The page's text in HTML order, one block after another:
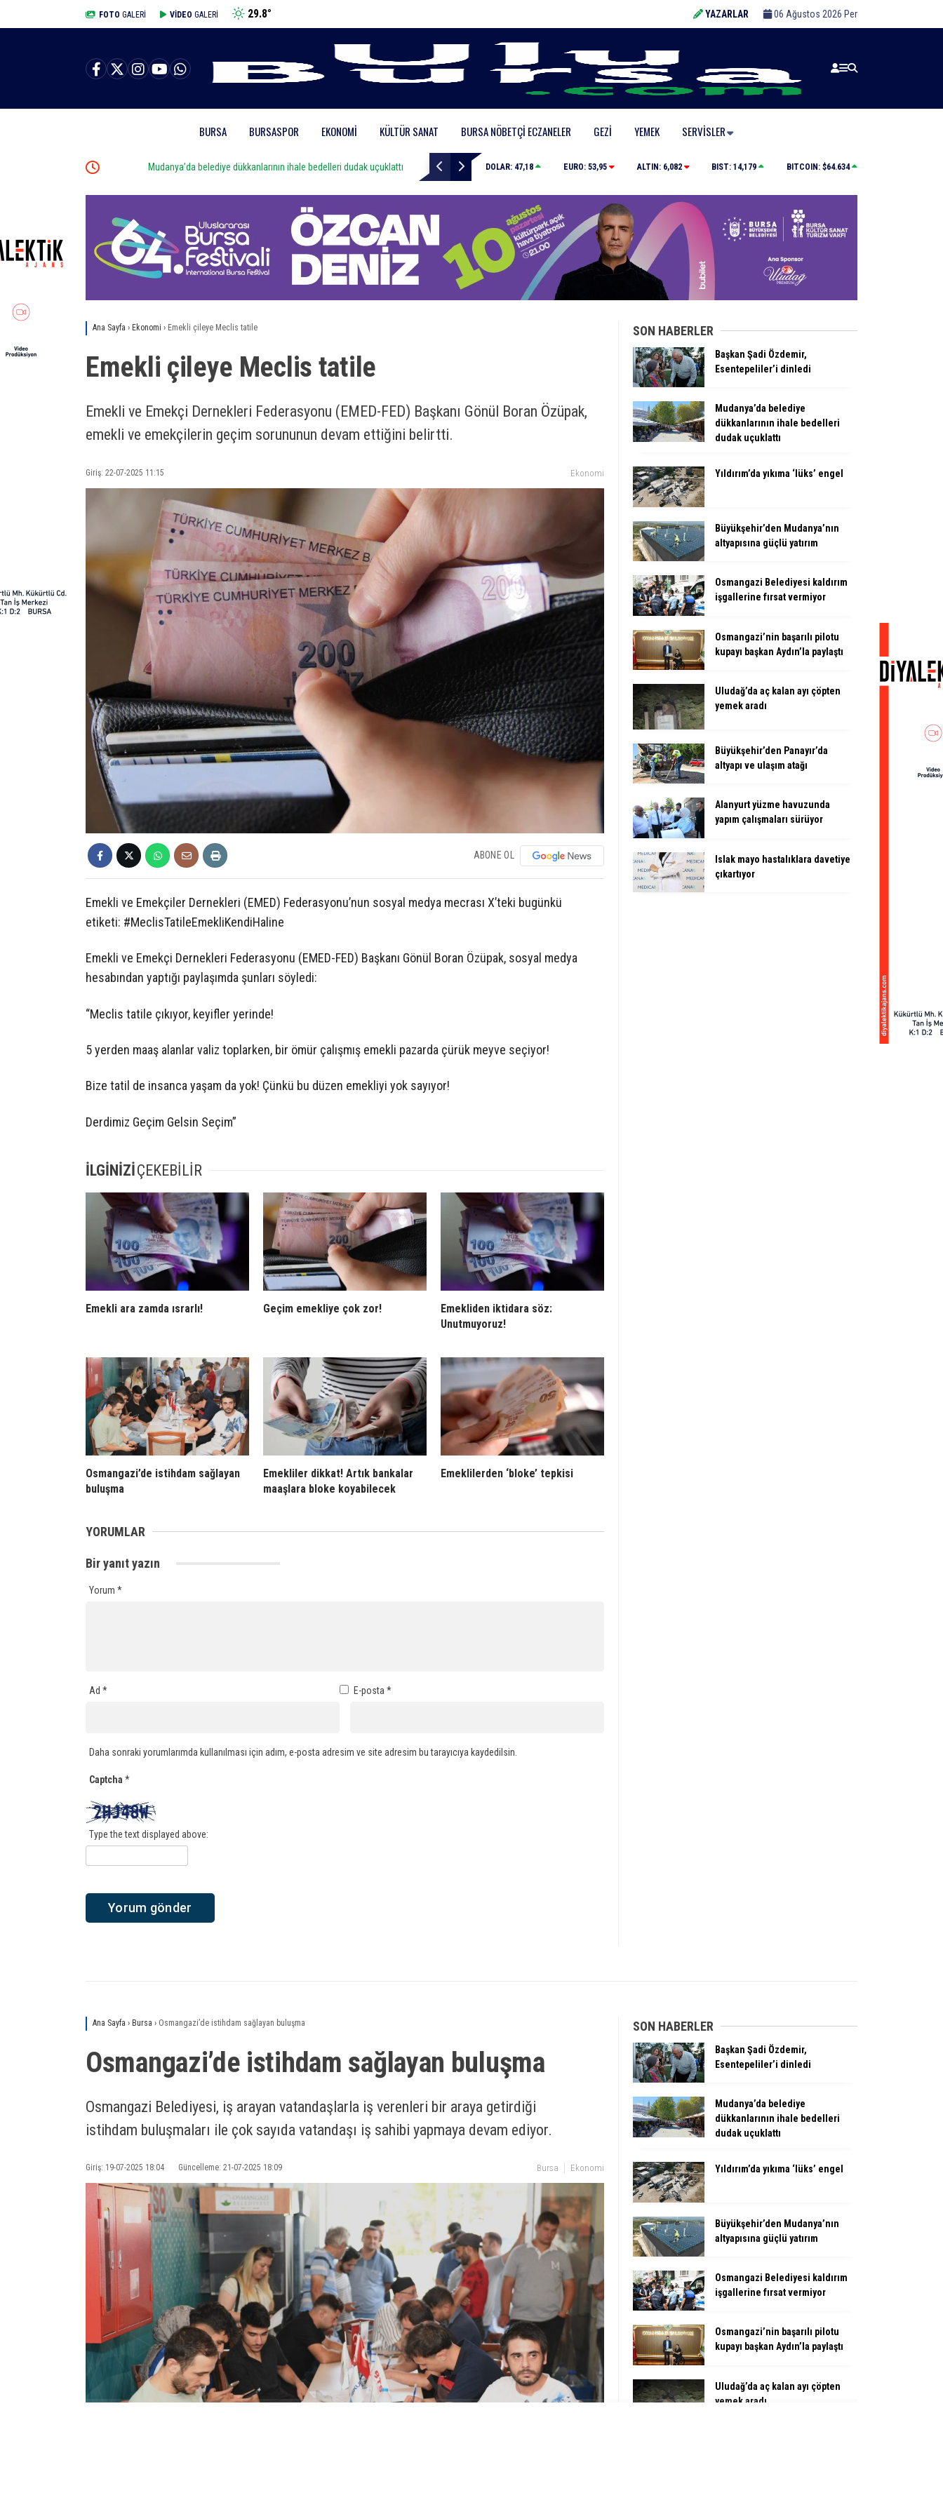
FOTO GALERİ VİDEO GALERİ 29.8° YAZARLAR 06 Ağustos 2026 Per
BURSA BURSASPOR EKONOMI KÜLTÜR SANAT BURSA NÖBETÇI ECZANELER GEZI YEMEK SERVISLER
Mudanya’da belediye dükkanlarının ihale bedelleri dudak uçuklattı Yıldırım’da yıkıma ‘lüks’ engel Büyükşehir’den Mudanya’nın altyapısına güçlü
DOLAR: 47,18 EURO: 53,95 ALTIN: 6,082 BIST: 14,179 BITCOIN: $64.634
Ana Sayfa › Ekonomi › Emekli çileye Meclis tatile
Emekli çileye Meclis tatile
Emekli ve Emekçi Dernekleri Federasyonu (EMED-FED) Başkanı Gönül Boran Özüpak,
emekli ve emekçilerin geçim sorununun devam ettiğini belirtti.
Giriş: 22-07-2025 11:15 Ekonomi
ABONE OL
Emekli ve Emekçiler Dernekleri (EMED) Federasyonu’nun sosyal medya mecrası X’teki bugünkü
etiketi: #MeclisTatileEmekliKendiHaline
Emekli ve Emekçi Dernekleri Federasyonu (EMED-FED) Başkanı Gönül Boran Özüpak, sosyal medya
hesabından yaptığı paylaşımda şunları söyledi:
“Meclis tatile çıkıyor, keyifler yerinde!
5 yerden maaş alanlar valiz toplarken, bir ömür çalışmış emekli pazarda çürük meyve seçiyor!
Bize tatil de insanca yaşam da yok! Çünkü bu düzen emekliyi yok sayıyor!
Derdimiz Geçim Gelsin Seçim”
İLGİNİZİÇEKEBİLİR
Emekli ara zamda ısrarlı! Geçim emekliye çok zor!
Emekliden iktidara söz:
Unutmuyoruz!
Osmangazi’de istihdam sağlayan
buluşma
Emekliler dikkat! Artık bankalar
maaşlara bloke koyabilecek
Emeklilerden ‘bloke’ tepkisi
YORUMLAR
Bir yanıt yazın
Yorum *
Ad * E-posta *
Daha sonraki yorumlarımda kullanılması için adım, e-posta adresim ve site adresim bu tarayıcıya kaydedilsin.
Captcha *
Type the text displayed above:
SON HABERLER
Başkan Şadi Özdemir,
Esentepeliler’i dinledi
Mudanya’da belediye
dükkanlarının ihale bedelleri
dudak uçuklattı
Yıldırım’da yıkıma ‘lüks’ engel
Büyükşehir’den Mudanya’nın
altyapısına güçlü yatırım
Osmangazi Belediyesi kaldırım
işgallerine fırsat vermiyor
Osmangazi’nin başarılı pilotu
kupayı başkan Aydın’la paylaştı
Uludağ’da aç kalan ayı çöpten
yemek aradı
Büyükşehir’den Panayır’da
altyapı ve ulaşım atağı
Alanyurt yüzme havuzunda
yapım çalışmaları sürüyor
Islak mayo hastalıklara davetiye
çıkartıyor
Ana Sayfa › Bursa › Osmangazi’de istihdam sağlayan buluşma
Osmangazi’de istihdam sağlayan buluşma
Osmangazi Belediyesi, iş arayan vatandaşlarla iş verenleri bir araya getirdiği
istihdam buluşmaları ile çok sayıda vatandaşı iş sahibi yapmaya devam ediyor.
Giriş: 19-07-2025 18:04 Güncelleme: 21-07-2025 18:09 Bursa Ekonomi
SON HABERLER
Başkan Şadi Özdemir,
Esentepeliler’i dinledi
Mudanya’da belediye
dükkanlarının ihale bedelleri
dudak uçuklattı
Yıldırım’da yıkıma ‘lüks’ engel
Büyükşehir’den Mudanya’nın
altyapısına güçlü yatırım
Osmangazi Belediyesi kaldırım
işgallerine fırsat vermiyor
Osmangazi’nin başarılı pilotu
kupayı başkan Aydın’la paylaştı
Uludağ’da aç kalan ayı çöpten
yemek aradı